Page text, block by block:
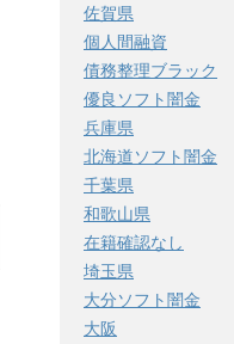
佐賀県
個人間融資
債務整理ブラック
優良ソフト闇金
兵庫県
北海道ソフト闇金
千葉県
和歌山県
在籍確認なし
埼玉県
大分ソフト闇金
大阪